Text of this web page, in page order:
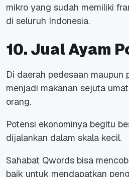
mikro yang sudah memiliki
di seluruh Indonesia.
10. Jual Ayam
Di daerah pedesaan maupun
menjadi makanan sejuta
orang.
Potensi ekonominya begitu
dijalankan dalam skala kecil.
Sahabat Qwords bisa
baik untuk mendapatkan